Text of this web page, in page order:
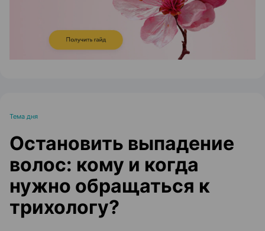
Тема дня
Остановить выпадение
волос: кому и когда
нужно обращаться к
трихологу?